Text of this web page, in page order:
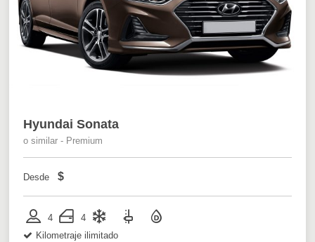
Hyundai Sonata
o similar - Premium
Desde $
4
4
Kilometraje ilimitado